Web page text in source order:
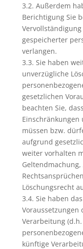
3.2. Außerdem
Berichtigung Sie
gespeicherter
verlangen.
3.3. Sie haben
unverzügliche
gesetzlichen
beachten Sie,
Einschränkungen
müssen bzw.
aufgrund
weiter vorhalten
Löschungsrecht
3.4. Sie haben
Voraussetzungen
Verarbeitung
künftige